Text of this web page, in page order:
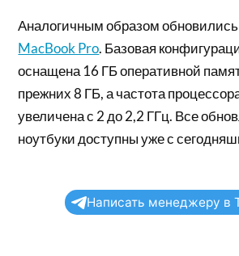
Аналогичным образом
MacBook Pro. Базовая
оснащена 16 ГБ оперативной
прежних 8 ГБ, а частота
увеличена с 2 до 2,2 ГГц. Все
ноутбуки доступны уже с
Написать менеджеру в